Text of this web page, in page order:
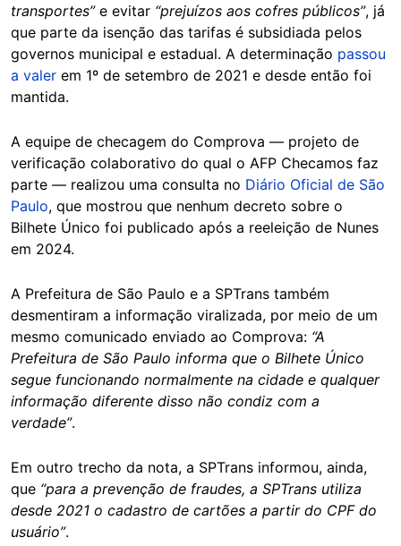
transportes” e evitar “prejuízos aos cofres públicos”, já
que parte da isenção das tarifas é subsidiada pelos
governos municipal e estadual. A determinação passou
a valer em 1º de setembro de 2021 e desde então foi
mantida.
A equipe de checagem do Comprova — projeto de
verificação colaborativo do qual o AFP Checamos faz
parte — realizou uma consulta no Diário Oficial de São
Paulo, que mostrou que nenhum decreto sobre o
Bilhete Único foi publicado após a reeleição de Nunes
em 2024.
A Prefeitura de São Paulo e a SPTrans também
desmentiram a informação viralizada, por meio de um
mesmo comunicado enviado ao Comprova: “A
Prefeitura de São Paulo informa que o Bilhete Único
segue funcionando normalmente na cidade e qualquer
informação diferente disso não condiz com a
verdade”.
Em outro trecho da nota, a SPTrans informou, ainda,
que “para a prevenção de fraudes, a SPTrans utiliza
desde 2021 o cadastro de cartões a partir do CPF do
usuário”.